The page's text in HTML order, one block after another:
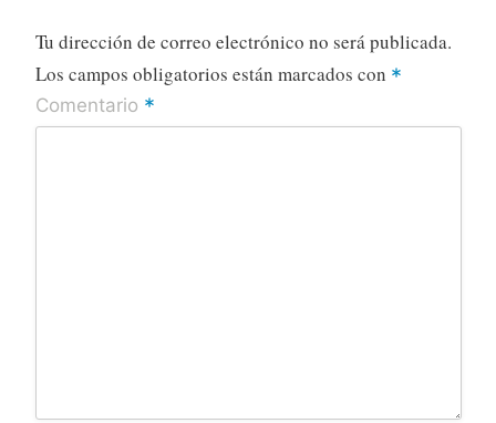
Tu dirección de correo electrónico no será publicada.
Los campos obligatorios están marcados con *
Comentario *